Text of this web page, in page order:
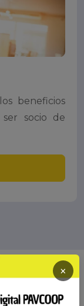
beneficios
socio de
×